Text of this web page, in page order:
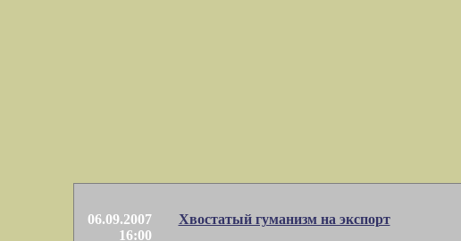
06.09.2007
16:00
Хвостатый гуманизм на экспорт